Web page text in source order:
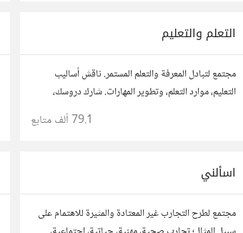
التعلم والتعليم
مجتمع لتبادل المعرفة والتعلم المستمر. ناقش أساليب
التعليم، موارد التعلم، وتطوير المهارات. شارك دروسك،
نصائحك، وأسئلتك، وتواصل مع معلمين وطلاب يسعون
79.1 ألف متابع
اسألني
مجتمع لطرح التجارب غير المعتادة والمثيرة للاهتمام على